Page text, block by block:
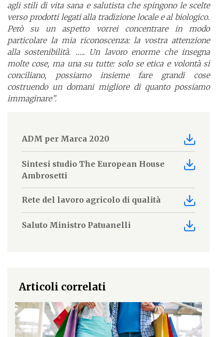
agli stili di vita sana e salutista che spingono le scelte
verso prodotti legati alla tradizione locale e al biologico.
Però su un aspetto vorrei concentrare in modo
particolare la mia riconoscenza: la vostra attenzione
alla sostenibilità. ….. Un lavoro enorme che insegna
molte cose, ma una su tutte: solo se etica e volontà si
conciliano, possiamo insieme fare grandi cose
costruendo un domani migliore di quanto possiamo
immaginare”.
ADM per Marca 2020
Sintesi studio The European House
Ambrosetti
Rete del lavoro agricolo di qualità
Saluto Ministro Patuanelli
Articoli correlati